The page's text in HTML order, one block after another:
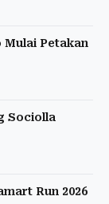
Petakan
Sociolla
Run 2026